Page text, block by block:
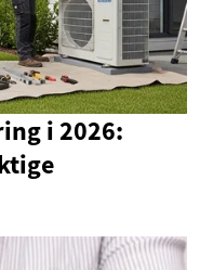
i 2026: